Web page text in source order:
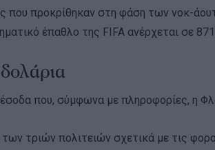
που προκρίθηκαν στη φάση των νοκ-
έπαθλο της FIFA ανέρχεται σε
που, σύμφωνα με πληροφορίες, η
των τριών πολιτειών σχετικά με τις